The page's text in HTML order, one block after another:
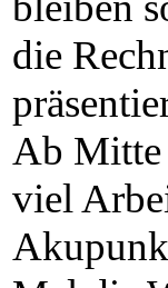
die
Ab Mitte
viel